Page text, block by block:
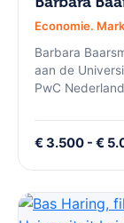
Economie.
Barbara
aan de
PwC
€ 3.500 - €